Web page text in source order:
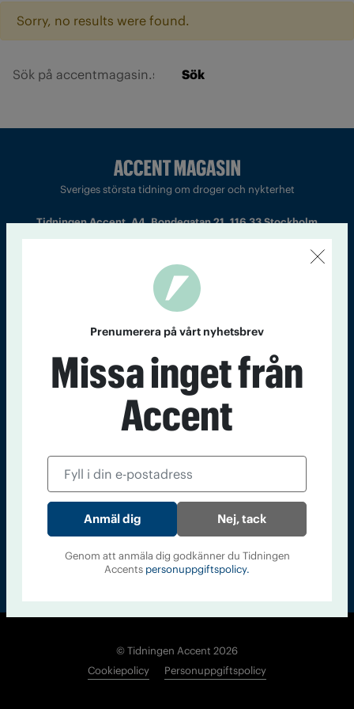
Sorry, no results were found.
Sök
Sveriges största tidning om droger och nykterhet
Tidningen Accent, A4, Bondegatan 21, 116 33 Stockholm
Chefredaktör och ansvarig utgivare: Barbro Janson Lundkvist,
barbro@a4.se.
Kontakt Om Tidningen Tidningsarkiv In English
Läs tidigare
Accent
© Tidningen Accent 2026
Cookiepolicy
Personuppgiftspolicy
Prenumerera på vårt nyhetsbrev
Missa inget från
Accent
Nej, tack
Genom att anmäla dig godkänner du Tidningen
Accents personuppgiftspolicy.